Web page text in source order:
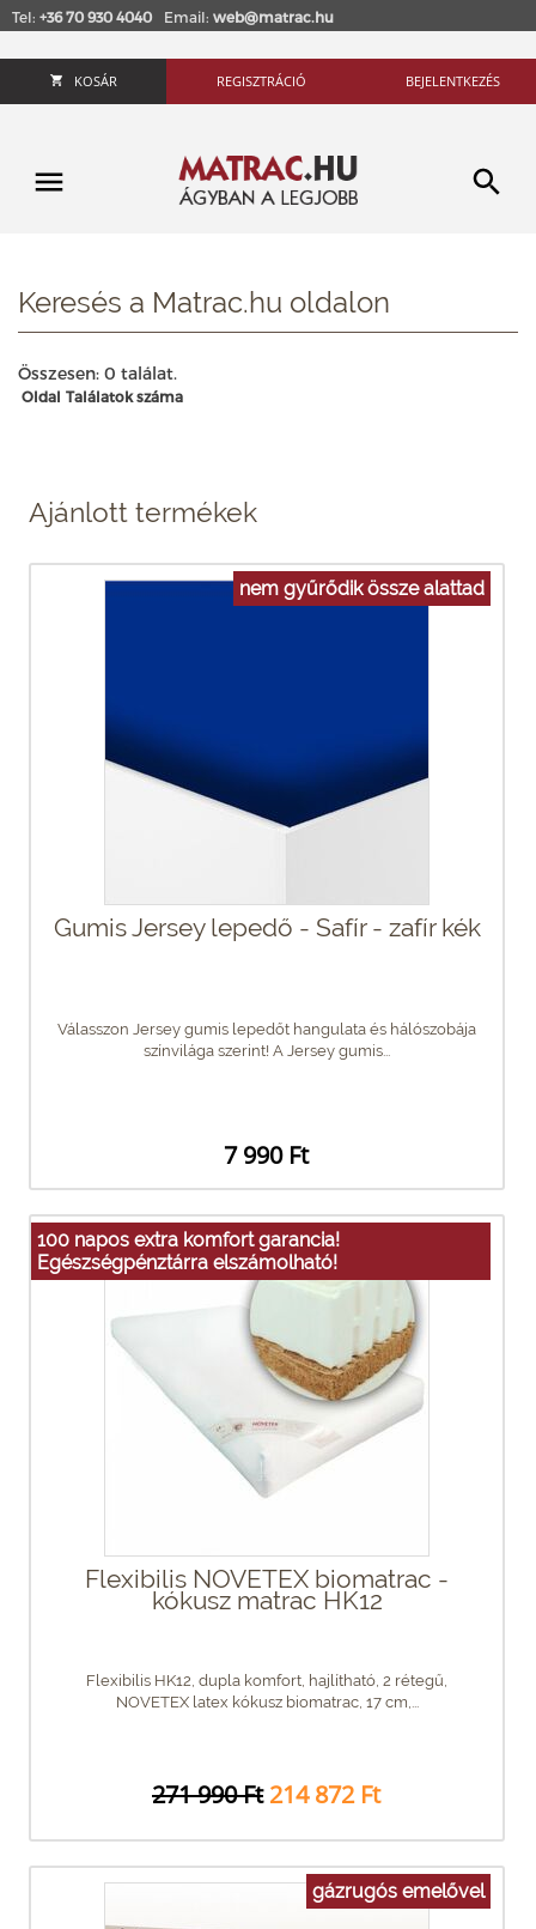
Tel: +36 70 930 4040 Email: web@matrac.hu
KOSÁR REGISZTRÁCIÓ BEJELENTKEZÉS
Keresés a Matrac.hu oldalon
Összesen: 0 találat.
Oldal Találatok száma
Ajánlott termékek
nem gyűrődik össze alattad
Gumis Jersey lepedő - Safír - zafír kék
Válasszon Jersey gumis lepedőt hangulata és hálószobája
színvilága szerint! A Jersey gumis...
7 990 Ft
100 napos extra komfort garancia!
Egészségpénztárra elszámolható!
Flexibilis NOVETEX biomatrac -
kókusz matrac HK12
Flexibilis HK12, dupla komfort, hajlítható, 2 rétegű,
NOVETEX latex kókusz biomatrac, 17 cm,...
271 990 Ft 214 872 Ft
gázrugós emelővel